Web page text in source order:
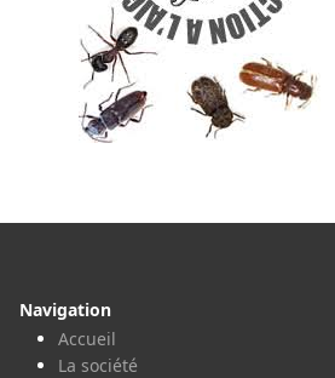
Navigation
Accueil
La société